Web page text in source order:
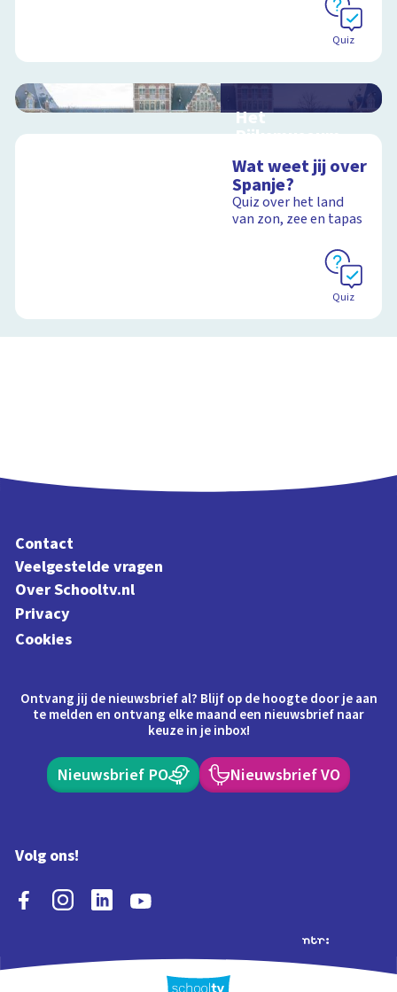
Quiz
Het
Rijksmuseum
schoolplaat in en om
het Rijksmuseum
Schoolplaat
Wat weet jij over
Spanje?
Quiz over het land
van zon, zee en tapas
Quiz
Contact
Veelgestelde vragen
Over Schooltv.nl
Privacy
Cookies
Ontvang jij de nieuwsbrief al? Blijf op de hoogte door je aan
te melden en ontvang elke maand een nieuwsbrief naar
keuze in je inbox!
Nieuwsbrief PO Nieuwsbrief VO
Volg ons!